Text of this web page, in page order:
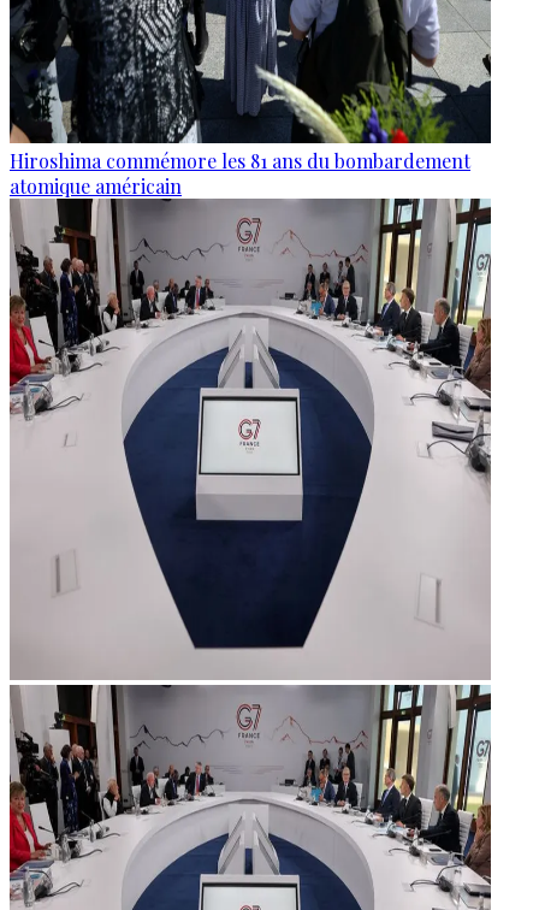
Hiroshima commémore les 81 ans du bombardement
atomique américain